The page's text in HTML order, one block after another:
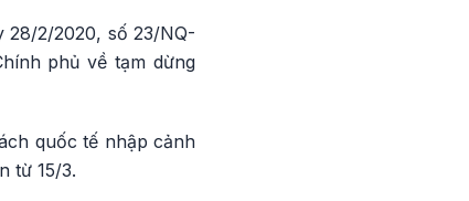
28/2/2020, số 23/NQ-
phủ về tạm dừng
quốc tế nhập cảnh
từ 15/3.